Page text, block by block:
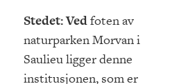
Stedet: Vedfoten av
naturparken Morvan i
Saulieu ligger denne
institusjonen, som er